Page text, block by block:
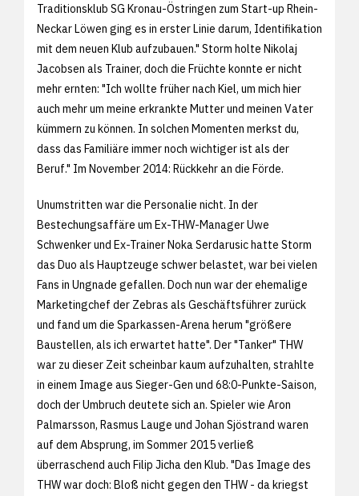
Traditionsklub SG Kronau-Östringen zum Start-up Rhein-
Neckar Löwen ging es in erster Linie darum, Identifikation
mit dem neuen Klub aufzubauen." Storm holte Nikolaj
Jacobsen als Trainer, doch die Früchte konnte er nicht
mehr ernten: "Ich wollte früher nach Kiel, um mich hier
auch mehr um meine erkrankte Mutter und meinen Vater
kümmern zu können. In solchen Momenten merkst du,
dass das Familiäre immer noch wichtiger ist als der
Beruf." Im November 2014: Rückkehr an die Förde.
Unumstritten war die Personalie nicht. In der
Bestechungsaffäre um Ex-THW-Manager Uwe
Schwenker und Ex-Trainer Noka Serdarusic hatte Storm
das Duo als Hauptzeuge schwer belastet, war bei vielen
Fans in Ungnade gefallen. Doch nun war der ehemalige
Marketingchef der Zebras als Geschäftsführer zurück
und fand um die Sparkassen-Arena herum "größere
Baustellen, als ich erwartet hatte". Der "Tanker" THW
war zu dieser Zeit scheinbar kaum aufzuhalten, strahlte
in einem Image aus Sieger-Gen und 68:0-Punkte-Saison,
doch der Umbruch deutete sich an. Spieler wie Aron
Palmarsson, Rasmus Lauge und Johan Sjöstrand waren
auf dem Absprung, im Sommer 2015 verließ
überraschend auch Filip Jicha den Klub. "Das Image des
THW war doch: Bloß nicht gegen den THW - da kriegst